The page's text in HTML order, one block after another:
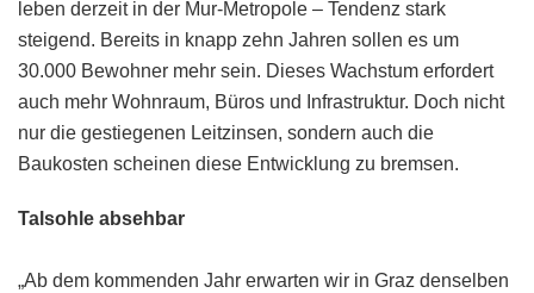
leben derzeit in der Mur-Metropole – Tendenz stark
steigend. Bereits in knapp zehn Jahren sollen es um
30.000 Bewohner mehr sein. Dieses Wachstum erfordert
auch mehr Wohnraum, Büros und Infrastruktur. Doch nicht
nur die gestiegenen Leitzinsen, sondern auch die
Baukosten scheinen diese Entwicklung zu bremsen.
Talsohle absehbar
„Ab dem kommenden Jahr erwarten wir in Graz denselben